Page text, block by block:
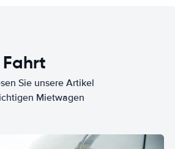
Sie unsere Artikel
Mietwagen